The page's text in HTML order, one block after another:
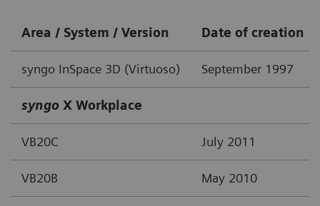
Area / System / Version Date of creation
syngo InSpace 3D (Virtuoso) September 1997
syngo X Workplace
VB20C July 2011
VB20B May 2010